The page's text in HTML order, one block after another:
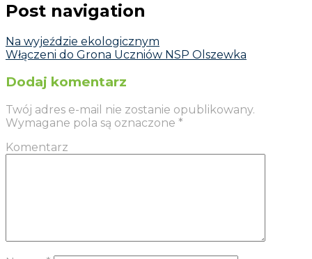
Post navigation
Na wyjeździe ekologicznym
Włączeni do Grona Uczniów NSP Olszewka
Dodaj komentarz
Twój adres e-mail nie zostanie opublikowany.
Wymagane pola są oznaczone *
Komentarz